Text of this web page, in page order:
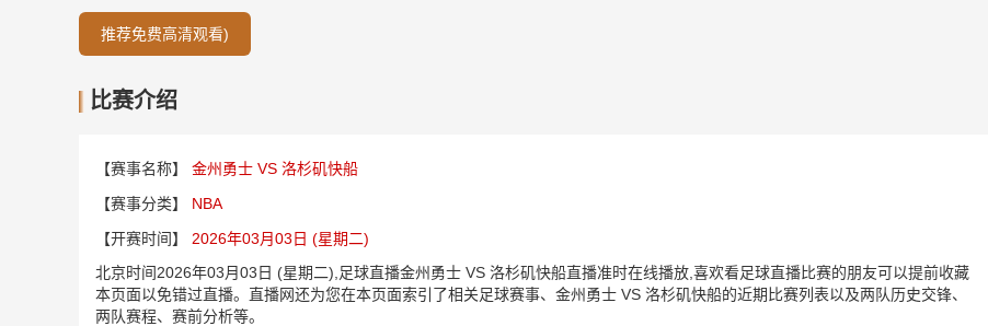
推荐免费高清观看)
比赛介绍
【赛事名称】
金州勇士 VS 洛杉矶快船
【赛事分类】
NBA
【开赛时间】
2026年03月03日 (星期二)
北京时间2026年03月03日 (星期二),足球直播金州勇士 VS 洛杉矶快船直播准时在线播放,喜欢看足球直播比赛的朋友可以提前收藏
本页面以免错过直播。直播网还为您在本页面索引了相关足球赛事、金州勇士 VS 洛杉矶快船的近期比赛列表以及两队历史交锋、
两队赛程、赛前分析等。